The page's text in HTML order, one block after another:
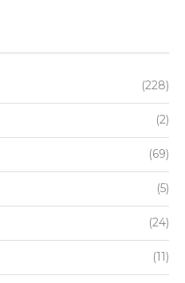
(228)
(2)
(69)
(5)
(24)
(11)